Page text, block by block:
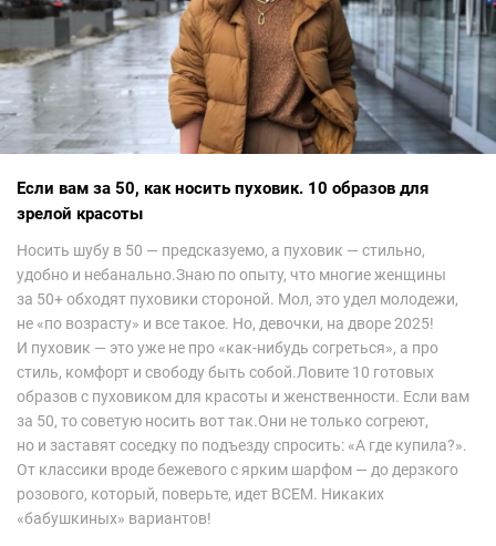
Если вам за 50, как носить пуховик. 10 образов для
зрелой красоты
Носить шубу в 50 — предсказуемо, а пуховик — стильно,
удобно и небанально.Знаю по опыту, что многие женщины
за 50+ обходят пуховики стороной. Мол, это удел молодежи,
не «по возрасту» и все такое. Но, девочки, на дворе 2025!
И пуховик — это уже не про «как-нибудь согреться», а про
стиль, комфорт и свободу быть собой.Ловите 10 готовых
образов с пуховиком для красоты и женственности. Если вам
за 50, то советую носить вот так.Они не только согреют,
но и заставят соседку по подъезду спросить: «А где купила?».
От классики вроде бежевого с ярким шарфом — до дерзкого
розового, который, поверьте, идет ВСЕМ. Никаких
«бабушкиных» вариантов!